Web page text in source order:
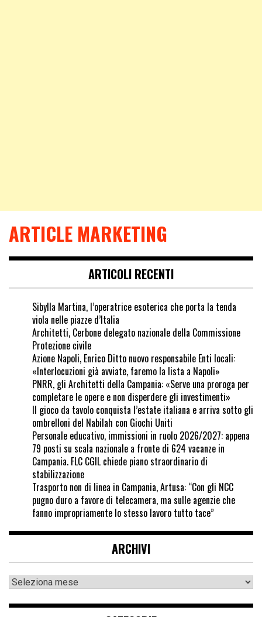
ARTICLE MARKETING
ARTICOLI RECENTI
Sibylla Martina, l’operatrice esoterica che porta la tenda
viola nelle piazze d’Italia
Architetti, Cerbone delegato nazionale della Commissione
Protezione civile
Azione Napoli, Enrico Ditto nuovo responsabile Enti locali:
«Interlocuzioni già avviate, faremo la lista a Napoli»
PNRR, gli Architetti della Campania: «Serve una proroga per
completare le opere e non disperdere gli investimenti»
Il gioco da tavolo conquista l’estate italiana e arriva sotto gli
ombrelloni del Nabilah con Giochi Uniti
Personale educativo, immissioni in ruolo 2026/2027: appena
79 posti su scala nazionale a fronte di 624 vacanze in
Campania. FLC CGIL chiede piano straordinario di
stabilizzazione
Trasporto non di linea in Campania, Artusa: “Con gli NCC
pugno duro a favore di telecamera, ma sulle agenzie che
fanno impropriamente lo stesso lavoro tutto tace”
ARCHIVI